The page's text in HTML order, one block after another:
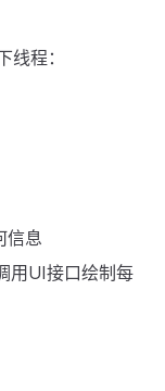
线程：
信息
用UI接口绘制每